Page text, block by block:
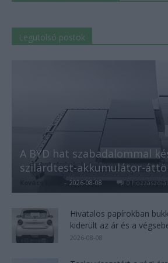
Legutolsó postok
A BYD hat szabadalommal
szilárdtest-akkumulátor-
- 2026-08-08 0
Hivatalos papírokban
kiderült az ár és a
2026-08-08